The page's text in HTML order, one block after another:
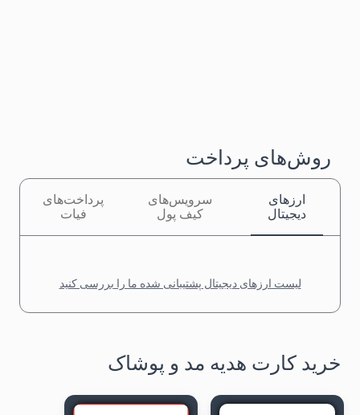
روش‌های پرداخت
ارزهای
دیجیتال
سرویس‌های
کیف پول
پرداخت‌های
فیات
لیست ارزهای دیجیتال پشتیبانی شده ما را بررسی کنید
خرید کارت هدیه مد و پوشاک